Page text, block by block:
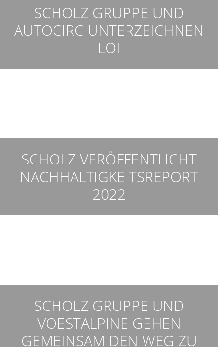
SCHOLZ GRUPPE UND
AUTOCIRC UNTERZEICHNEN
LOI
SCHOLZ VERÖFFENTLICHT
NACHHALTIGKEITSREPORT
2022
SCHOLZ GRUPPE UND
VOESTALPINE GEHEN
GEMEINSAM DEN WEG ZU